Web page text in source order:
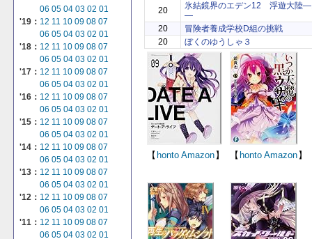
06 05 04 03 02 01
'19： 12 11 10 09 08 07
06 05 04 03 02 01
'18： 12 11 10 09 08 07
06 05 04 03 02 01
'17： 12 11 10 09 08 07
06 05 04 03 02 01
'16： 12 11 10 09 08 07
06 05 04 03 02 01
'15： 12 11 10 09 08 07
06 05 04 03 02 01
'14： 12 11 10 09 08 07
06 05 04 03 02 01
'13： 12 11 10 09 08 07
06 05 04 03 02 01
'12： 12 11 10 09 08 07
06 05 04 03 02 01
'11： 12 11 10 09 08 07
06 05 04 03 02 01
20
氷結鏡界のエデン12 浮遊大陸―
―
20
冒険者養成学校D組の挑戦
20
ぼくのゆうしゃ３
【 honto Amazon 】 【 honto Amazon 】